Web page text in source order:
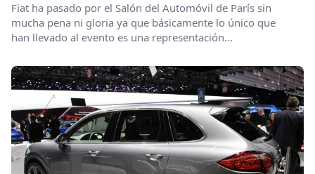
Fiat ha pasado por el Salón del Automóvil de París sin
mucha pena ni gloria ya que básicamente lo único que
han llevado al evento es una representación...